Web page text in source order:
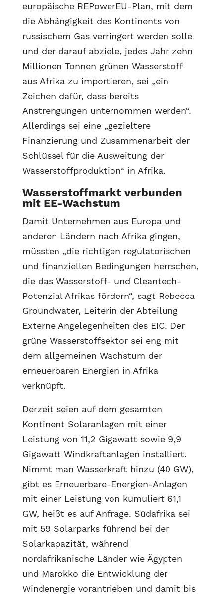
europäische REPowerEU-Plan, mit dem
die Abhängigkeit des Kontinents von
russischem Gas verringert werden solle
und der darauf abziele, jedes Jahr zehn
Millionen Tonnen grünen Wasserstoff
aus Afrika zu importieren, sei „ein
Zeichen dafür, dass bereits
Anstrengungen unternommen werden“.
Allerdings sei eine „gezieltere
Finanzierung und Zusammenarbeit der
Schlüssel für die Ausweitung der
Wasserstoffproduktion“ in Afrika.
Wasserstoffmarkt verbunden
mit EE-Wachstum
Damit Unternehmen aus Europa und
anderen Ländern nach Afrika gingen,
müssten „die richtigen regulatorischen
und finanziellen Bedingungen herrschen,
die das Wasserstoff- und Cleantech-
Potenzial Afrikas fördern“, sagt Rebecca
Groundwater, Leiterin der Abteilung
Externe Angelegenheiten des EIC. Der
grüne Wasserstoffsektor sei eng mit
dem allgemeinen Wachstum der
erneuerbaren Energien in Afrika
verknüpft.
Derzeit seien auf dem gesamten
Kontinent Solaranlagen mit einer
Leistung von 11,2 Gigawatt sowie 9,9
Gigawatt Windkraftanlagen installiert.
Nimmt man Wasserkraft hinzu (40 GW),
gibt es Erneuerbare-Energien-Anlagen
mit einer Leistung von kumuliert 61,1
GW, heißt es auf Anfrage. Südafrika sei
mit 59 Solarparks führend bei der
Solarkapazität, während
nordafrikanische Länder wie Ägypten
und Marokko die Entwicklung der
Windenergie vorantrieben und damit bis